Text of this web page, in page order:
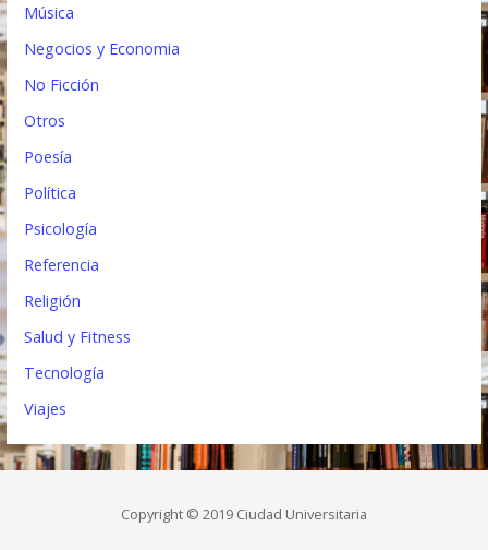
Música
Negocios y Economia
No Ficción
Otros
Poesía
Política
Psicología
Referencia
Religión
Salud y Fitness
Tecnología
Viajes
Copyright © 2019 Ciudad Universitaria